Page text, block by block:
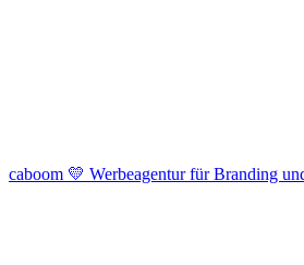
caboom 💛 Werbeagentur für Branding